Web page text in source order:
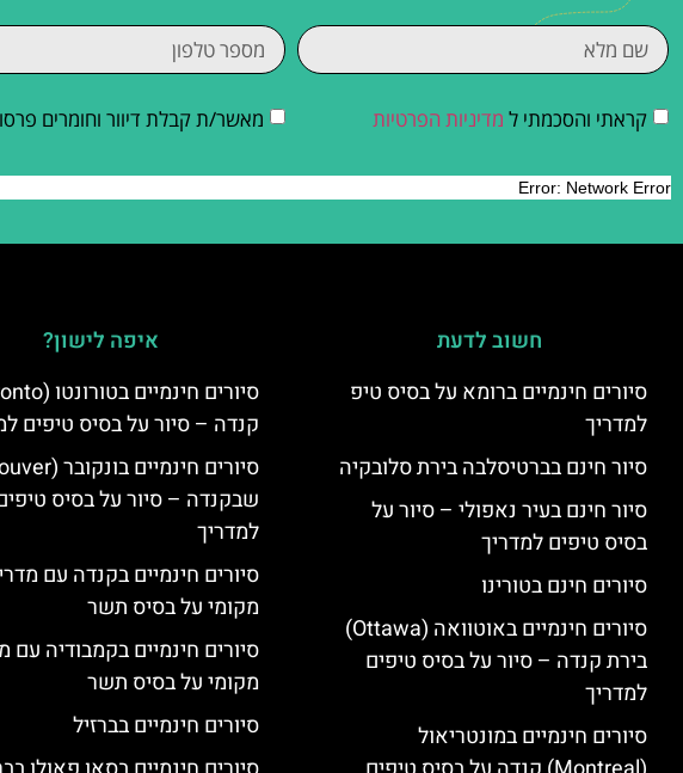
קראתי והסכמתי ל מדיניות הפרטיות מאשר/ת קבלת דיוור וחומרים
חשוב לדעת
סיורים חינמיים ברומא על בסיס טיפ
למדריך
סיור חינם בברטיסלבה בירת סלובקיה
סיור חינם בעיר נאפולי – סיור על
בסיס טיפים למדריך
סיורים חינם בטורינו
סיורים חינמיים באוטוואה (Ottawa)
בירת קנדה – סיור על בסיס טיפים
למדריך
סיורים חינמיים במונטריאול
איפה לישון?
קנדה – סיור על בסיס טיפים
שבקנדה – סיור על בסיס
למדריך
סיורים חינמיים בקנדה עם
מקומי על בסיס תשר
סיורים חינמיים בקמבודיה עם
מקומי על בסיס תשר
סיורים חינמיים בברזיל